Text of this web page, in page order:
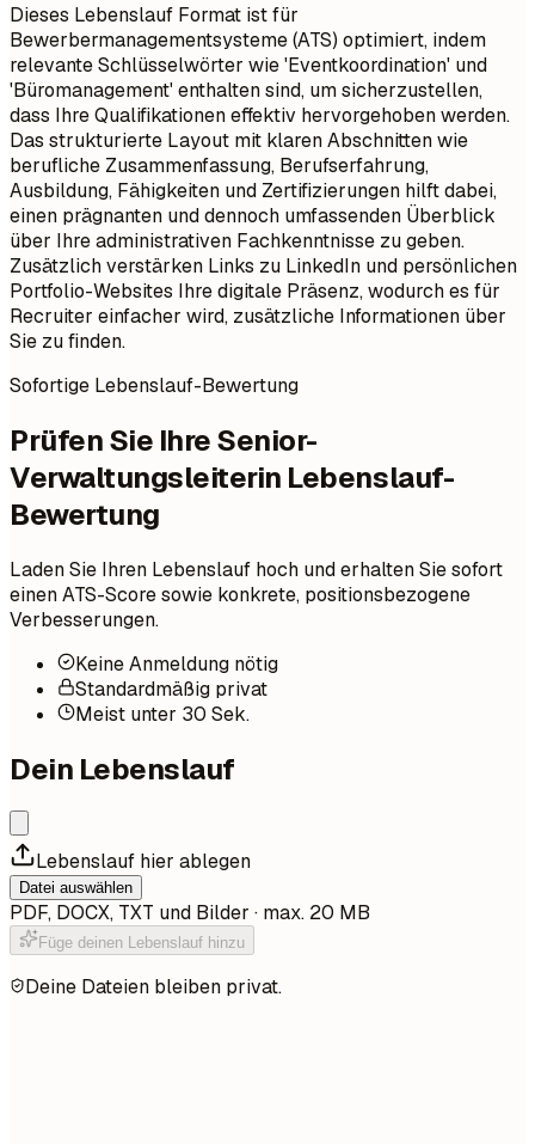
Dieses Lebenslauf Format ist für
Bewerbermanagementsysteme (ATS) optimiert, indem
relevante Schlüsselwörter wie 'Eventkoordination' und
'Büromanagement' enthalten sind, um sicherzustellen,
dass Ihre Qualifikationen effektiv hervorgehoben werden.
Das strukturierte Layout mit klaren Abschnitten wie
berufliche Zusammenfassung, Berufserfahrung,
Ausbildung, Fähigkeiten und Zertifizierungen hilft dabei,
einen prägnanten und dennoch umfassenden Überblick
über Ihre administrativen Fachkenntnisse zu geben.
Zusätzlich verstärken Links zu LinkedIn und persönlichen
Portfolio-Websites Ihre digitale Präsenz, wodurch es für
Recruiter einfacher wird, zusätzliche Informationen über
Sie zu finden.
Sofortige Lebenslauf-Bewertung
Prüfen Sie Ihre Senior-
Verwaltungsleiterin Lebenslauf-
Bewertung
Laden Sie Ihren Lebenslauf hoch und erhalten Sie sofort
einen ATS-Score sowie konkrete, positionsbezogene
Verbesserungen.
Keine Anmeldung nötig
Standardmäßig privat
Meist unter 30 Sek.
Dein Lebenslauf
Lebenslauf hier ablegen
Datei auswählen
PDF, DOCX, TXT und Bilder · max. 20 MB
Füge deinen Lebenslauf hinzu
Deine Dateien bleiben privat.